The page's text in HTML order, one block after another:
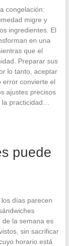
congelación:
migre y
ingredientes. El
en una
que el
Preparar sus
lo tanto, aceptar
error convierte el
ajustes precisos
practicidad…
puede
días parecen
de la semana es
sin sacrificar
horario está